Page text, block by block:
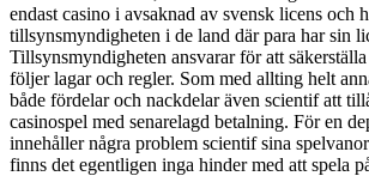
endast casino i avsaknad av svensk licens och
tillsynsmyndigheten i de land där para har sin
Tillsynsmyndigheten ansvarar för att
följer lagar och regler. Som med allting helt
både fördelar och nackdelar även scientif att
casinospel med senarelagd betalning. För en
innehåller några problem scientif sina
finns det egentligen inga hinder med att spela